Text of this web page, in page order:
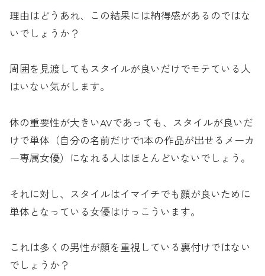
理由はどうあれ、この結果には納得感があるのではな
いでしょうか？
周囲を見渡してもスタイルが良いだけでモテている人
はいない気がします。
体の重要性が大きいAVであっても、スタイルが良いだ
けで単体（自分の名前だけで1本の作品が出せるメーカ
ー専属女優）になれる人はほとんどいないでしょう。
それに対し、スタイルはイマイチでも顔が良いために
単体となっている女優はけっこういます。
これは多くの男性が顔を重視している裏付けではない
でしょうか？